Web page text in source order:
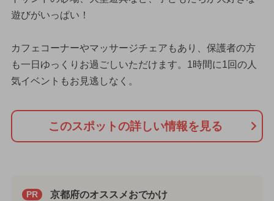
遊びがいっぱい！
カフェコーナーやマッサージチェアもあり、保護者の方
も一日ゆっくりお過ごしいただけます。1時間に1回の人
気イベントもお見逃しなく。
このスポットの詳しい情報を見る
PR 京都府のオススメおでかけ